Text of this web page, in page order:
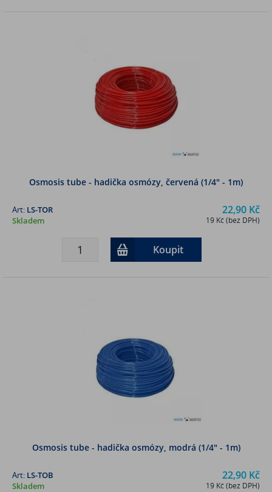
Osmosis tube - hadička osmózy, červená (1/4" - 1m)
22,90 Kč
19 Kč (bez DPH)
Art: LS-TOR
Skladem
Koupit
Osmosis tube - hadička osmózy, modrá (1/4" - 1m)
22,90 Kč
19 Kč (bez DPH)
Art: LS-TOB
Skladem